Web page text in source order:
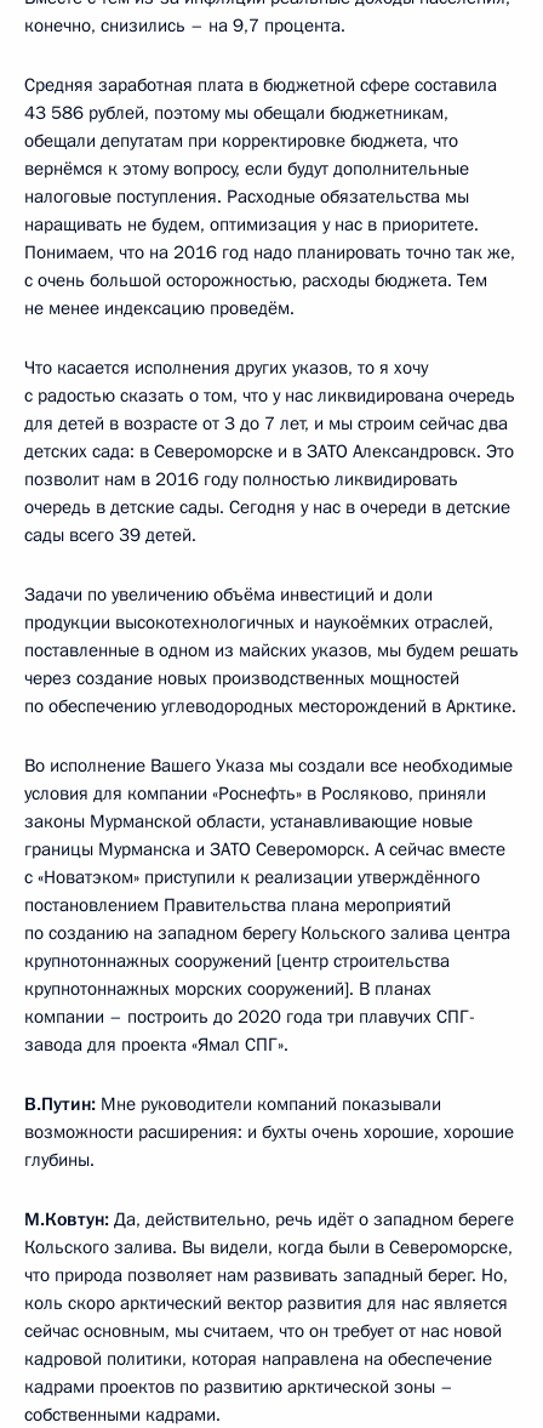
конечно, снизились – на 9,7 процента.
Средняя заработная плата в бюджетной сфере составила
43 586 рублей, поэтому мы обещали бюджетникам,
обещали депутатам при корректировке бюджета, что
вернёмся к этому вопросу, если будут дополнительные
налоговые поступления. Расходные обязательства мы
наращивать не будем, оптимизация у нас в приоритете.
Понимаем, что на 2016 год надо планировать точно так же,
с очень большой осторожностью, расходы бюджета. Тем
не менее индексацию проведём.
Что касается исполнения других указов, то я хочу
с радостью сказать о том, что у нас ликвидирована очередь
для детей в возрасте от 3 до 7 лет, и мы строим сейчас два
детских сада: в Североморске и в ЗАТО Александровск. Это
позволит нам в 2016 году полностью ликвидировать
очередь в детские сады. Сегодня у нас в очереди в детские
сады всего 39 детей.
Задачи по увеличению объёма инвестиций и доли
продукции высокотехнологичных и наукоёмких отраслей,
поставленные в одном из майских указов, мы будем решать
через создание новых производственных мощностей
по обеспечению углеводородных месторождений в Арктике.
Во исполнение Вашего Указа мы создали все необходимые
условия для компании «Роснефть» в Росляково, приняли
законы Мурманской области, устанавливающие новые
границы Мурманска и ЗАТО Североморск. А сейчас вместе
с «Новатэком» приступили к реализации утверждённого
постановлением Правительства плана мероприятий
по созданию на западном берегу Кольского залива центра
крупнотоннажных сооружений [центр строительства
крупнотоннажных морских сооружений]. В планах
компании – построить до 2020 года три плавучих СПГ-
завода для проекта «Ямал СПГ».
В.Путин: Мне руководители компаний показывали
возможности расширения: и бухты очень хорошие, хорошие
глубины.
М.Ковтун: Да, действительно, речь идёт о западном береге
Кольского залива. Вы видели, когда были в Североморске,
что природа позволяет нам развивать западный берег. Но,
коль скоро арктический вектор развития для нас является
сейчас основным, мы считаем, что он требует от нас новой
кадровой политики, которая направлена на обеспечение
кадрами проектов по развитию арктической зоны –
собственными кадрами.